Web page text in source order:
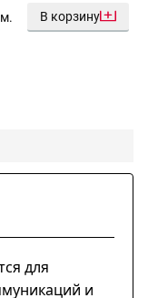
м.
В корзину
для
и